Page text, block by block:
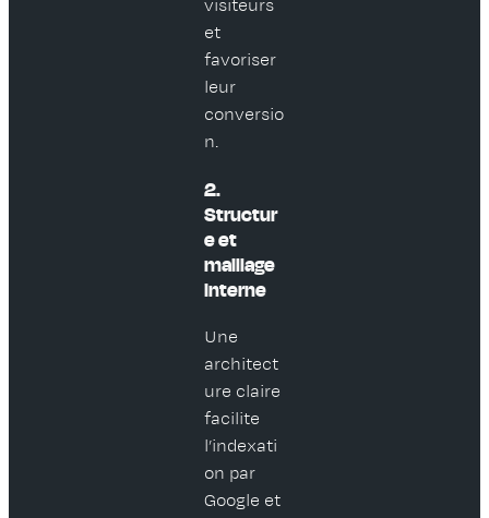
visiteurs
et
favoriser
leur
conversio
n.
2.
Structur
e et
maillage
interne
Une
architect
ure claire
facilite
l’indexati
on par
Google et